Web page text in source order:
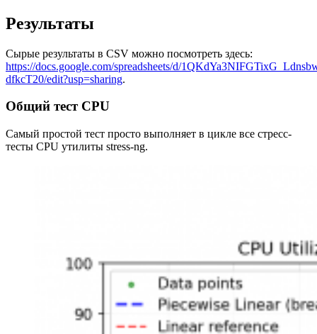
Результаты
Сырые результаты в CSV можно посмотреть здесь:
https://docs.google.com/spreadsheets/d/
dfkcT20/edit?usp=sharing.
Общий тест CPU
Самый простой тест просто выполняет в цикле все стресс-
тесты CPU утилиты stress-ng.